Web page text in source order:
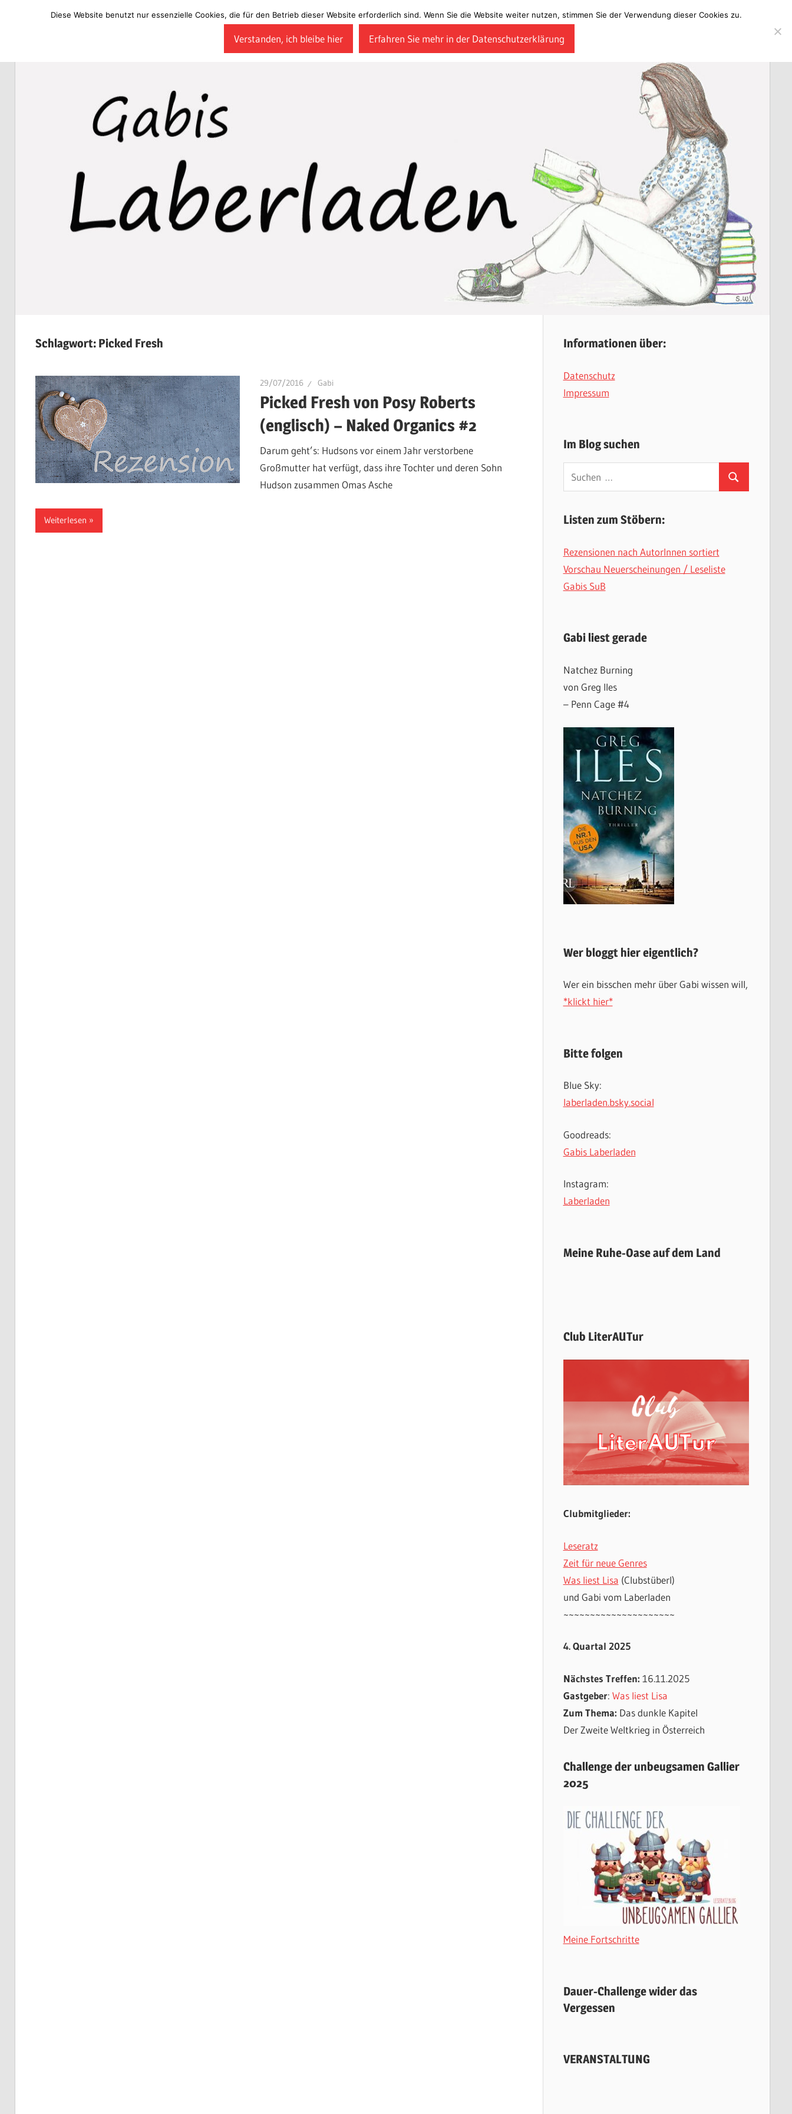
Schlagwort: Picked Fresh
29/07/2016 Gabi
Picked Fresh von Posy Roberts
(englisch) – Naked Organics #2
Darum geht’s: Hudsons vor einem Jahr verstorbene
Großmutter hat verfügt, dass ihre Tochter und deren Sohn
Hudson zusammen Omas Asche
Weiterlesen
Informationen über:
Datenschutz
Impressum
Im Blog suchen
Suchen
nach:
Suchen
Listen zum Stöbern:
Rezensionen nach AutorInnen sortiert
Vorschau Neuerscheinungen / Leseliste
Gabis SuB
Gabi liest gerade
Natchez Burning
von Greg Iles
– Penn Cage #4
Wer bloggt hier eigentlich?
Wer ein bisschen mehr über Gabi wissen will,
*klickt hier*
Bitte folgen
Blue Sky:
laberladen.bsky.social
Goodreads:
Gabis Laberladen
Instagram:
Laberladen
Meine Ruhe-Oase auf dem Land
Club LiterAUTur
Clubmitglieder:
Leseratz
Zeit für neue Genres
Was liest Lisa (Clubstüberl)
und Gabi vom Laberladen
~~~~~~~~~~~~~~~~~~~~~
4. Quartal 2025
Nächstes Treffen: 16.11.2025
Gastgeber: Was liest Lisa
Zum Thema: Das dunkle Kapitel
Der Zweite Weltkrieg in Österreich
Challenge der unbeugsamen Gallier
2025
Meine Fortschritte
Dauer-Challenge wider das
Vergessen
VERANSTALTUNG
Diese Website benutzt nur essenzielle Cookies, die für den Betrieb dieser Website erforderlich sind. Wenn Sie die Website weiter nutzen, stimmen Sie der Verwendung dieser Cookies zu.
Verstanden, ich bleibe hier Erfahren Sie mehr in der Datenschutzerklärung